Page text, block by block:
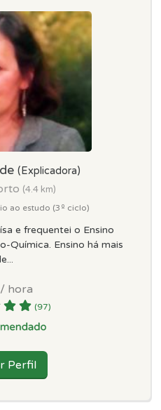
(Explicadora)
(4.4 km)
ao estudo (3º ciclo)
e frequentei o Ensino
Química. Ensino há mais
/ hora
(97)
Perfil